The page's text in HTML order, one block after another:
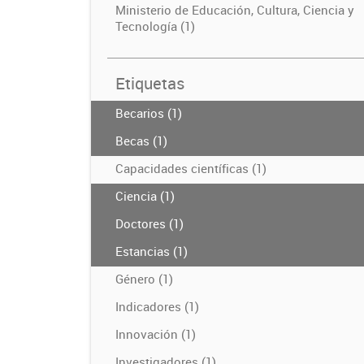
Ministerio de Educación, Cultura, Ciencia y
Tecnología (1)
Etiquetas
Becarios (1)
Becas (1)
Capacidades científicas (1)
Ciencia (1)
Doctores (1)
Estancias (1)
Género (1)
Indicadores (1)
Innovación (1)